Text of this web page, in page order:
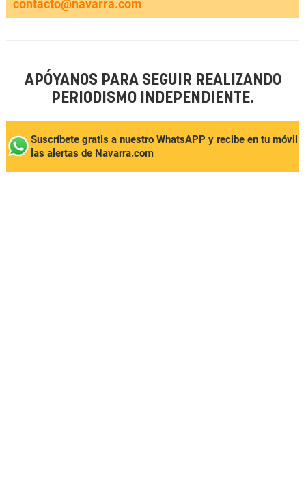
contacto@navarra.com
APÓYANOS PARA SEGUIR REALIZANDO
PERIODISMO INDEPENDIENTE.
Suscríbete gratis a nuestro WhatsAPP y recibe en tu móvil
las alertas de Navarra.com